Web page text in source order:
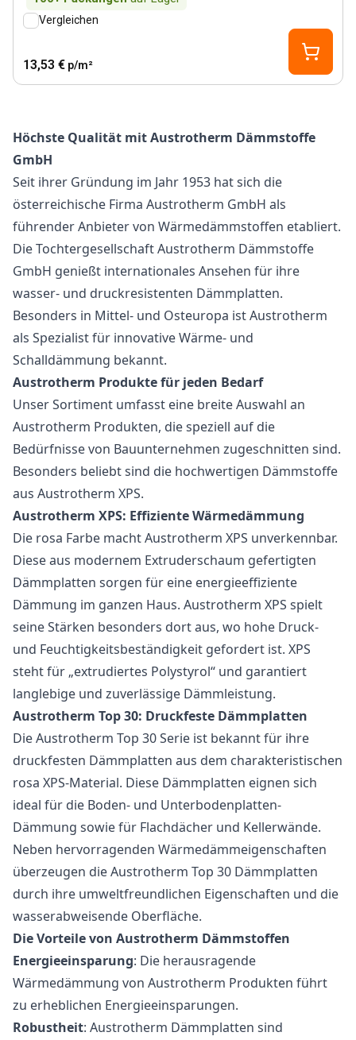
Vergleichen
13,53 € p/m²
Höchste Qualität mit Austrotherm Dämmstoffe
GmbH
Seit ihrer Gründung im Jahr 1953 hat sich die
österreichische Firma Austrotherm GmbH als
führender Anbieter von Wärmedämmstoffen etabliert.
Die Tochtergesellschaft Austrotherm Dämmstoffe
GmbH genießt internationales Ansehen für ihre
wasser- und druckresistenten Dämmplatten.
Besonders in Mittel- und Osteuropa ist Austrotherm
als Spezialist für innovative Wärme- und
Schalldämmung bekannt.
Austrotherm Produkte für jeden Bedarf
Unser Sortiment umfasst eine breite Auswahl an
Austrotherm Produkten, die speziell auf die
Bedürfnisse von Bauunternehmen zugeschnitten sind.
Besonders beliebt sind die hochwertigen Dämmstoffe
aus Austrotherm XPS.
Austrotherm XPS: Effiziente Wärmedämmung
Die rosa Farbe macht Austrotherm XPS unverkennbar.
Diese aus modernem Extruderschaum gefertigten
Dämmplatten sorgen für eine energieeffiziente
Dämmung im ganzen Haus. Austrotherm XPS spielt
seine Stärken besonders dort aus, wo hohe Druck-
und Feuchtigkeitsbeständigkeit gefordert ist. XPS
steht für „extrudiertes Polystyrol“ und garantiert
langlebige und zuverlässige Dämmleistung.
Austrotherm Top 30: Druckfeste Dämmplatten
Die Austrotherm Top 30 Serie ist bekannt für ihre
druckfesten Dämmplatten aus dem charakteristischen
rosa XPS-Material. Diese Dämmplatten eignen sich
ideal für die Boden- und Unterbodenplatten-
Dämmung sowie für Flachdächer und Kellerwände.
Neben hervorragenden Wärmedämmeigenschaften
überzeugen die Austrotherm Top 30 Dämmplatten
durch ihre umweltfreundlichen Eigenschaften und die
wasserabweisende Oberfläche.
Die Vorteile von Austrotherm Dämmstoffen
Energieeinsparung: Die herausragende
Wärmedämmung von Austrotherm Produkten führt
zu erheblichen Energieeinsparungen.
Robustheit: Austrotherm Dämmplatten sind